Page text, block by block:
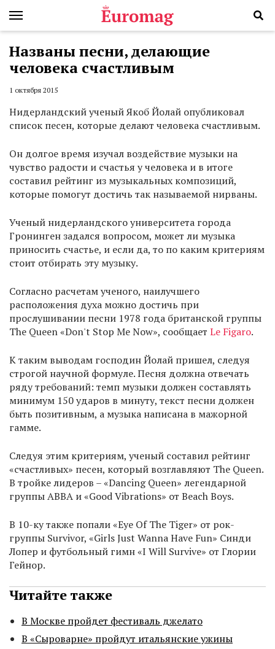
Названы песни, делающие
человека счастливым
1 октября 2015
Нидерландский ученый Якоб Йолай опубликовал
список песен, которые делают человека счастливым.
Он долгое время изучал воздействие музыки на
чувство радости и счастья у человека и в итоге
составил рейтинг из музыкальных композиций,
которые помогут достичь так называемой нирваны.
Ученый нидерландского университета города
Гронинген задался вопросом, может ли музыка
приносить счастье, и если да, то по каким критериям
стоит отбирать эту музыку.
Согласно расчетам ученого, наилучшего
расположения духа можно достичь при
прослушивании песни 1978 года британской группы
The Queen «Don't Stop Me Now», сообщает Le Figaro.
К таким выводам господин Йолай пришел, следуя
строгой научной формуле. Песня должна отвечать
ряду требований: темп музыки должен составлять
минимум 150 ударов в минуту, текст песни должен
быть позитивным, а музыка написана в мажорной
гамме.
Следуя этим критериям, ученый составил рейтинг
«счастливых» песен, который возглавляют The Queen.
В тройке лидеров – «Dancing Queen» легендарной
группы АВВА и «Good Vibrations» от Beach Boys.
В 10-ку также попали «Eye Of The Tiger» от рок-
группы Survivor, «Girls Just Wanna Have Fun» Синди
Лопер и футбольный гимн «I Will Survive» от Глории
Гейнор.
Читайте также
В Москве пройдет фестиваль джелато
В «Сыроварне» пройдут итальянские ужины